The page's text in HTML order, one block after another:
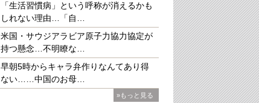
「生活習慣病」という呼称が消えるかも
しれない理由…「自…
米国・サウジアラビア原子力協力協定が
持つ懸念…不明瞭な…
早朝5時からキャラ弁作りなんてあり得
ない……中国のお母…
»もっと見る